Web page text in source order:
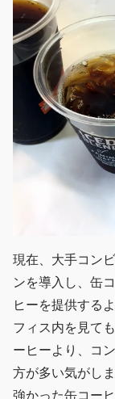
現在、大手コン
ンを導入し、缶
ヒーを提供する
フィス内を見て
ーヒーより、コ
方が多い気がし
強かった缶コー